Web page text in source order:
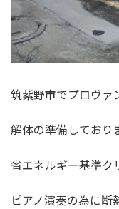
筑紫野市でプロヴァ
解体の準備しており
省エネルギー基準ク
ピアノ演奏の為に断